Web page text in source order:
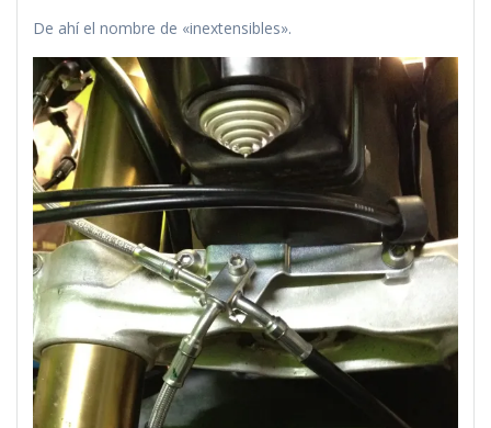
De ahí el nombre de «inextensibles».